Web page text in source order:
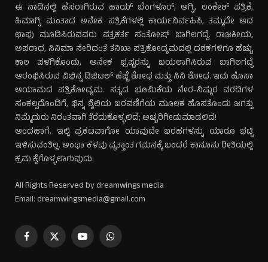
ಈ ನಾಡಿನಲ್ಲಿ ಹೆಸರಾಗಿರುವ ಹಾಯ್ ಬೆಂಗಳೂರ್, ಅಗ್ನಿ, ಲಂಕೇಶ್ ಪತ್ರಿಕೆ,
ಹಿಮಾಗ್ನಿ ಮಂತಾದ ಅನೇಕ ಪತ್ರಿಕೆಗಳಲ್ಲಿ ಕಾರ್ಯನಿರ್ವಹಿಸಿ, ತಮ್ಮದೇ ಆದ
ಛಾಪು ಮೂಡಿಸಿರುವವರು ಪತ್ರಕರ್ತ ಸಂತೋಷ್ ಬಾಗಿಲಗದ್ದೆ. ರಾಜಕೀಯ,
ಅಪರಾಧ, ಸಿನಿಮಾ ಸೇರಿದಂತೆ ತನಿಖಾ ಪತ್ರಿಕೋದ್ಯಮದಲ್ಲಿ ದಶಕಗಳಿಗೂ ಹೆಚ್ಚು
ಕಾಲ ಪಳಗಿಕೊಂಡು, ಅನೇಕ ಭ್ರಷ್ಟರನ್ನು ಬಯಲಾಗಿಸಿರುವ ಬಾಗಿಲಗದ್ದೆ
ಆರಂಭಿಸಿರುವ ವಿಭಿನ್ನ ಡಿಜಿಟಲ್ ಹೆಜ್ಜೆ ಶೋಧ ಮತ್ತು ಸಿನಿ ಶೋಧ. ಇದು ಹೊಸಾ
ಆಯಾಮದ ಪತ್ರಿಕೋದ್ಯಮ. ಸತ್ಯದ ಭೂಮಿಕೆಯ ನೇರ-ನಿಷ್ಠುರ ವರದಿಗಳ
ಸಂಕಲ್ಪದೊಂದಿಗೆ, ಭಿನ್ನ ಶೈಲಿಯ ಬರವಣಿಗೆಯ ಮೂಲಕ ಹೊಸತೊಂದು ಜಗತ್ತು
ನಿಮ್ಮೆದುರು ನಿರಂತವಾಗಿ ತೆರೆದುಕೊಳ್ಳಲಿದೆ; ಅಚ್ಚರಿಗೀಡುಮಾಡಲಿದೆ!
ಅಂದಹಾಗೆ, ಇಲ್ಲಿ ಪ್ರಕಟವಾಗೋ ಯಾವುದೇ ಬರಹಗಳನ್ನು ಯಾರೂ ಭಟ್ಟಿ
ಇಳಿಸುವಂತಿಲ್ಲ. ಅಂಥಾ ಕಳವು ವೃತ್ತಾಂತ ಗಮನಕ್ಕೆ ಬಂದರೆ ಕಾನೂನು ರೀತಿಯಲ್ಲಿ
ಕ್ರಮ ಕೈಗೊಳ್ಳಲಾಗುವುದು.
All Rights Reserved by dreamwings media
Email: dreamwingsmedia@gmail.com
Facebook
X
YouTubeWhatsApp